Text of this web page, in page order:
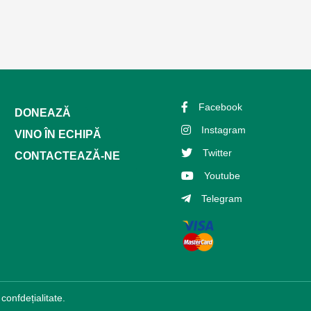
DONEAZĂ
VINO ÎN ECHIPĂ
CONTACTEAZĂ-NE
Facebook
Instagram
Twitter
Youtube
Telegram